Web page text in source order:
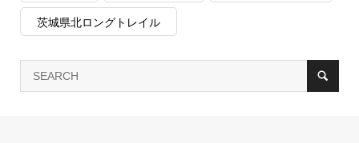
茨城県北ロングトレイル